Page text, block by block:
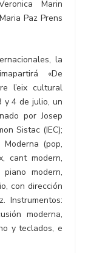
Marin
Paz Prens
la
«De
l’eix cultural
y 4 de julio, un
por Josep
Sistac (IEC);
(pop,
cant modern,
piano modern,
con dirección
Instrumentos:
moderna,
y teclados, e